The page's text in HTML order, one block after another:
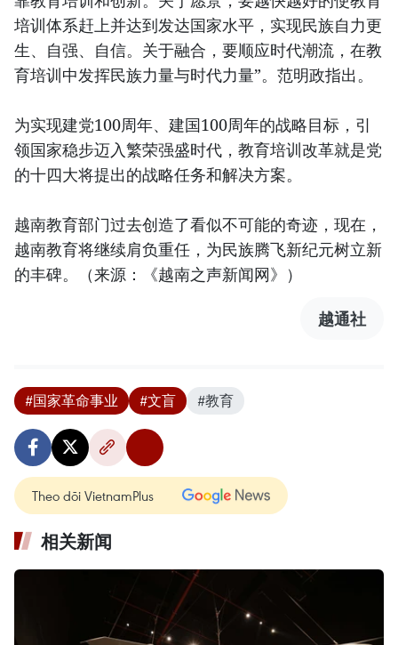
培训体系赶上并达到发达国家水平，实现民族自力更
生、自强、自信。关于融合，要顺应时代潮流，在教
育培训中发挥民族力量与时代力量”。范明政指出。
为实现建党100周年、建国100周年的战略目标，引
领国家稳步迈入繁荣强盛时代，教育培训改革就是党
的十四大将提出的战略任务和解决方案。
越南教育部门过去创造了看似不可能的奇迹，现在，
越南教育将继续肩负重任，为民族腾飞新纪元树立新
的丰碑。（来源：《越南之声新闻网》）
越通社
#国家革命事业 #文盲 #教育
Theo dõi VietnamPlus
相关新闻